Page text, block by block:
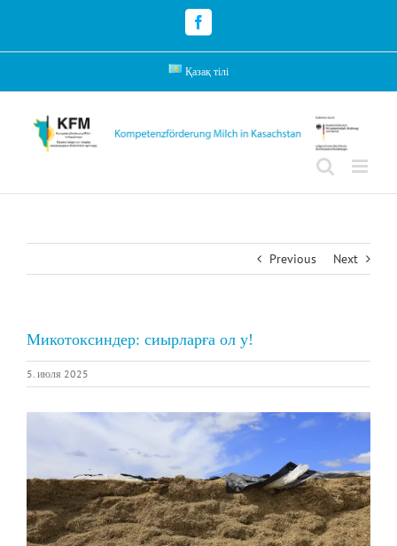
Facebook
Қазақ тілі
Previous Next
Микотоксиндер: сиырларға ол у!
5. июля 2025